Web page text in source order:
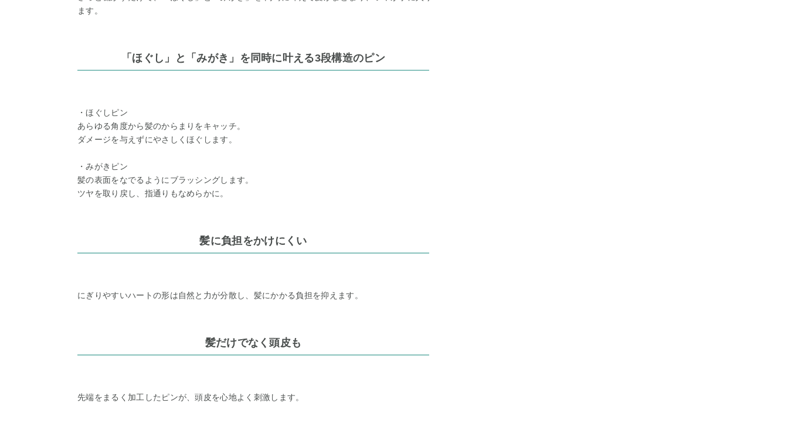
ます。
「ほぐし」と「みがき」を同時に叶える3段構造のピン
・ほぐしピン
あらゆる角度から髪のからまりをキャッチ。
ダメージを与えずにやさしくほぐします。
・みがきピン
髪の表面をなでるようにブラッシングします。
ツヤを取り戻し、指通りもなめらかに。
髪に負担をかけにくい
にぎりやすいハートの形は自然と力が分散し、髪にかかる負担を抑えます。
髪だけでなく頭皮も
先端をまるく加工したピンが、頭皮を心地よく刺激します。